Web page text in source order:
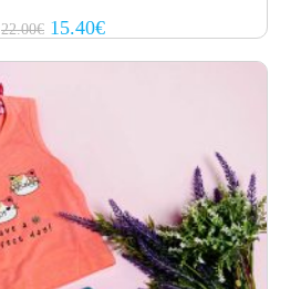
22.00€ Original
price
15.40€Current
price